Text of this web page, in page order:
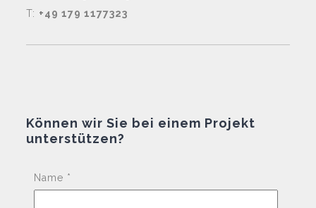
T: +49 179 1177323
Können wir Sie bei einem Projekt
unterstützen?
Name *